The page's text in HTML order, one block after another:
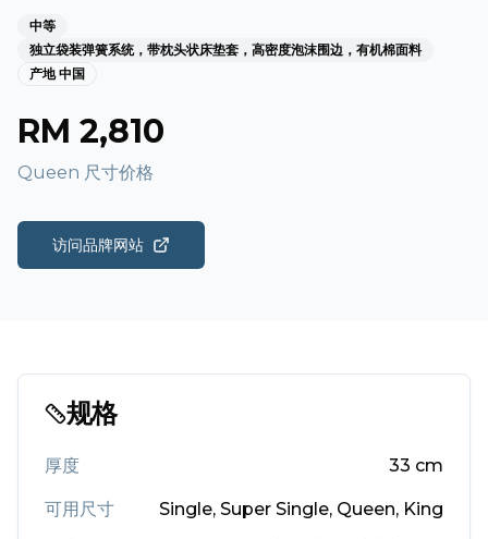
中等
独立袋装弹簧系统，带枕头状床垫套，高密度泡沫围边，有机棉面料
产地 中国
RM 2,810
Queen 尺寸价格
访问品牌网站
规格
厚度 33 cm
可用尺寸 Single, Super Single, Queen, King